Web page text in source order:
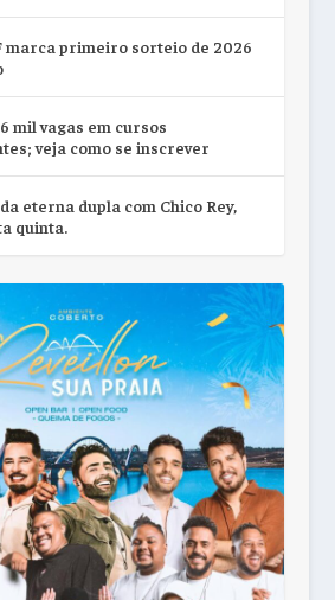
marca primeiro sorteio de 2026
mil vagas em cursos
veja como se inscrever
eterna dupla com Chico Rey,
quinta.